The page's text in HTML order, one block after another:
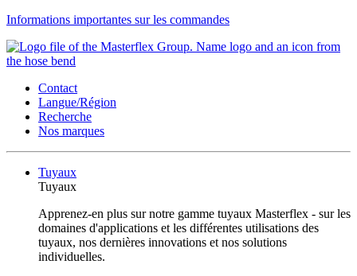
Informations importantes sur les commandes
Contact
Langue/Région
Recherche
Nos marques
Tuyaux
Tuyaux
Apprenez-en plus sur notre gamme tuyaux Masterflex - sur les
domaines d'applications et les différentes utilisations des
tuyaux, nos dernières innovations et nos solutions
individuelles.